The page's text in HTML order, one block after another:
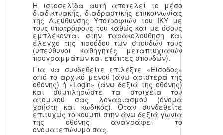
Η ιστοσελίδα αυτή αποτελεί το μέσο
διαδικτυακής, διαδραστικής επικοινωνίας
της Διεύθυνσης Υποτροφιών του ΙΚΥ με
τους υποτρόφους του καθώς και με όσους
εμπλέκονται στην παρακολούθηση και
έλεγχο της προόδου των σπουδών τους
(υπεύθυνοι καθηγητές μεταπτυχιακών
προγραμμάτων και επόπτες σπουδών).
Για να συνδεθείτε επιλέξτε «Είσοδος»
από το αρχικό μενού (άνω αριστερά της
οθόνης) ή «Login» (άνω δεξιά της οθόνης)
και συμπληρώστε τα στοιχεία του
ατομικού σας λογαριασμού (όνομα
χρήστη και κωδικός). Όταν συνδεθείτε
επιτυχώς το κουμπί στην άνω δεξιά γωνία
της οθόνης αναγράφει το
ονοματεπώνυμο σας.